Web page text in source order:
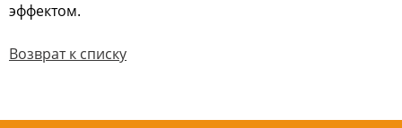
эффектом.
Возврат к списку